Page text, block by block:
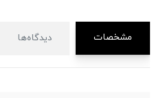
مشخصات دیدگاه‌ها